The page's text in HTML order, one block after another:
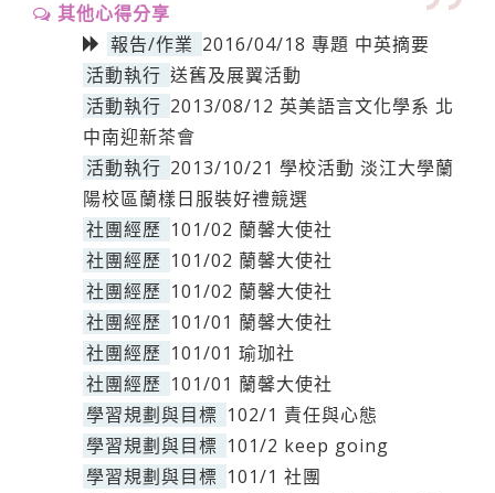
其他心得分享
報告/作業 2016/04/18 專題 中英摘要
活動執行 送舊及展翼活動
活動執行 2013/08/12 英美語言文化學系 北
中南迎新茶會
活動執行 2013/10/21 學校活動 淡江大學蘭
陽校區蘭樣日服裝好禮競選
社團經歷 101/02 蘭馨大使社
社團經歷 101/02 蘭馨大使社
社團經歷 101/02 蘭馨大使社
社團經歷 101/01 蘭馨大使社
社團經歷 101/01 瑜珈社
社團經歷 101/01 蘭馨大使社
學習規劃與目標 102/1 責任與心態
學習規劃與目標 101/2 keep going
學習規劃與目標 101/1 社團